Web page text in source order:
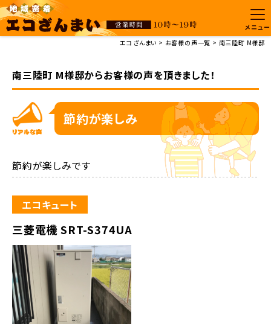
メニュー
エコざんまい
お客様の声一覧 南三陸町 M様邸
南三陸町 M様邸からお客様の声を頂きました！
節約が楽しみ
節約が楽しみです
エコキュート
三菱電機 SRT-S374UA